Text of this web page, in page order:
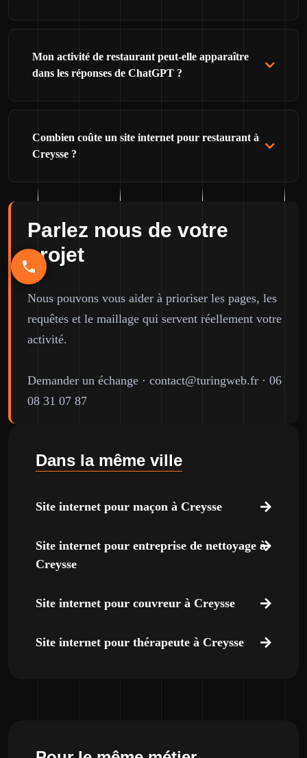
Mon activité de restaurant peut-elle apparaître
dans les réponses de ChatGPT ?
Combien coûte un site internet pour restaurant à
Creysse ?
Parlez nous de votre
projet
Nous pouvons vous aider à prioriser les pages, les
requêtes et le maillage qui servent réellement votre
activité.
Demander un échange · contact@turingweb.fr · 06
08 31 07 87
Dans la même ville
Site internet pour maçon à Creysse
Site internet pour entreprise de nettoyage à
Creysse
Site internet pour couvreur à Creysse
Site internet pour thérapeute à Creysse